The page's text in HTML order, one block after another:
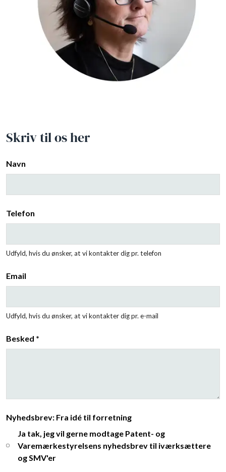
Skriv til os her
Navn
Telefon
Udfyld, hvis du ønsker, at vi kontakter dig pr. telefon
Email
Udfyld, hvis du ønsker, at vi kontakter dig pr. e-mail
Besked *
Nyhedsbrev: Fra idé til forretning
Ja tak, jeg vil gerne modtage Patent- og
Varemærkestyrelsens nyhedsbrev til iværksættere
og SMV'er